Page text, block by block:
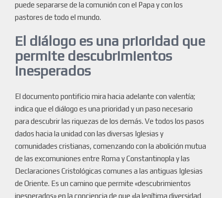
puede separarse de la comunión con el Papa y con los
pastores de todo el mundo.
El diálogo es una prioridad que
permite descubrimientos
inesperados
El documento pontificio mira hacia adelante con valentía;
indica que el diálogo es una prioridad y un paso necesario
para descubrir las riquezas de los demás. Ve todos los pasos
dados hacia la unidad con las diversas Iglesias y
comunidades cristianas, comenzando con la abolición mutua
de las excomuniones entre Roma y Constantinopla y las
Declaraciones Cristológicas comunes a las antiguas Iglesias
de Oriente. Es un camino que permite «descubrimientos
inesperados» en la conciencia de que «la legítima diversidad